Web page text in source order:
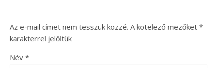
Az e-mail címet nem tesszük közzé. A kötelező mezőket *
karakterrel jelöltük
Név *